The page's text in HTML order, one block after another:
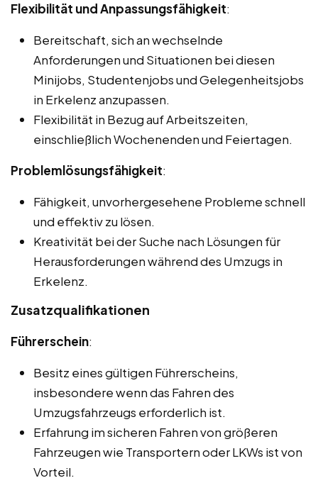
Flexibilität und Anpassungsfähigkeit:
Bereitschaft, sich an wechselnde
Anforderungen und Situationen bei diesen
Minijobs, Studentenjobs und Gelegenheitsjobs
in Erkelenz anzupassen.
Flexibilität in Bezug auf Arbeitszeiten,
einschließlich Wochenenden und Feiertagen.
Problemlösungsfähigkeit:
Fähigkeit, unvorhergesehene Probleme schnell
und effektiv zu lösen.
Kreativität bei der Suche nach Lösungen für
Herausforderungen während des Umzugs in
Erkelenz.
Zusatzqualifikationen
Führerschein:
Besitz eines gültigen Führerscheins,
insbesondere wenn das Fahren des
Umzugsfahrzeugs erforderlich ist.
Erfahrung im sicheren Fahren von größeren
Fahrzeugen wie Transportern oder LKWs ist von
Vorteil.